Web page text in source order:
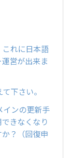
これに日本語
営が出来ま
下さい。
インの更新手
きなくなり
？（回復申